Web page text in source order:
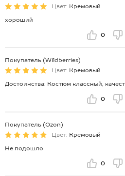
Цвет: Кремовый
хороший
0
Покупатель (Wildberries)
Цвет: Кремовый
Достоинства: Костюм классный,
0
Покупатель (Ozon)
Цвет: Кремовый
Не подошло
0